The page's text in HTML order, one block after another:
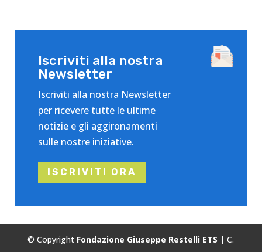
Iscriviti alla nostra
Newsletter
Iscriviti alla nostra Newsletter
per ricevere tutte le ultime
notizie e gli aggironamenti
sulle nostre iniziative.
ISCRIVITI ORA
© Copyright Fondazione Giuseppe Restelli ETS | C.